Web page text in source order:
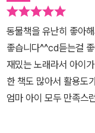
동물책을 유난히 좋아
좋습니다^^cd듣는걸
재밌는 노래라서 아이
한 책도 많아서 활용도
엄마 아이 모